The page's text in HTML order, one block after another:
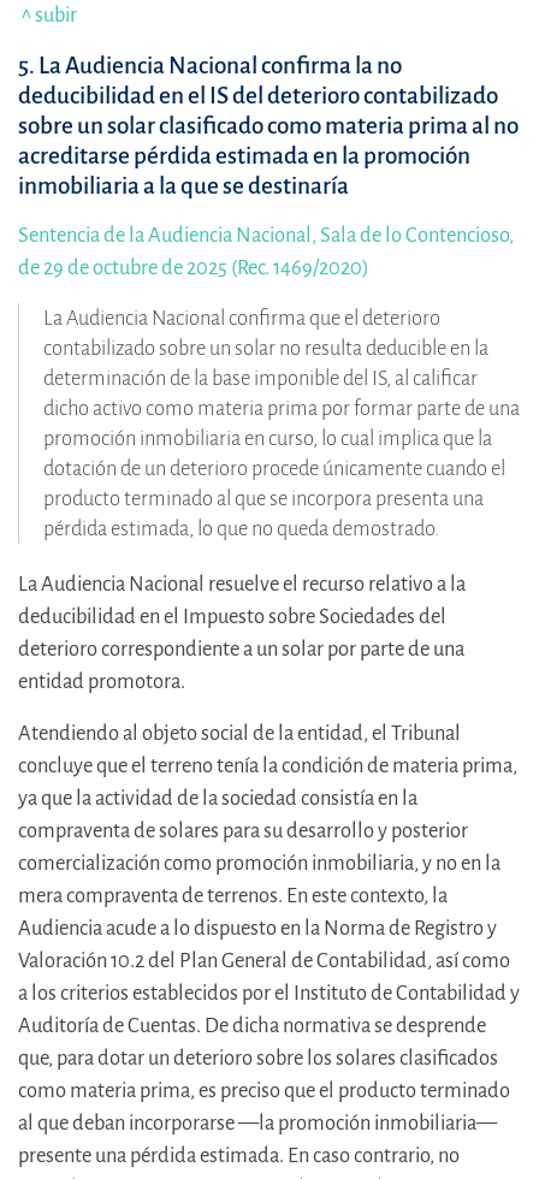
^ subir
5. La Audiencia Nacional confirma la no
deducibilidad en el IS del deterioro contabilizado
sobre un solar clasificado como materia prima al no
acreditarse pérdida estimada en la promoción
inmobiliaria a la que se destinaría
Sentencia de la Audiencia Nacional, Sala de lo Contencioso,
de 29 de octubre de 2025 (Rec. 1469/2020)
La Audiencia Nacional confirma que el deterioro
contabilizado sobre un solar no resulta deducible en la
determinación de la base imponible del IS, al calificar
dicho activo como materia prima por formar parte de una
promoción inmobiliaria en curso, lo cual implica que la
dotación de un deterioro procede únicamente cuando el
producto terminado al que se incorpora presenta una
pérdida estimada, lo que no queda demostrado.
La Audiencia Nacional resuelve el recurso relativo a la
deducibilidad en el Impuesto sobre Sociedades del
deterioro correspondiente a un solar por parte de una
entidad promotora.
Atendiendo al objeto social de la entidad, el Tribunal
concluye que el terreno tenía la condición de materia prima,
ya que la actividad de la sociedad consistía en la
compraventa de solares para su desarrollo y posterior
comercialización como promoción inmobiliaria, y no en la
mera compraventa de terrenos. En este contexto, la
Audiencia acude a lo dispuesto en la Norma de Registro y
Valoración 10.2 del Plan General de Contabilidad, así como
a los criterios establecidos por el Instituto de Contabilidad y
Auditoría de Cuentas. De dicha normativa se desprende
que, para dotar un deterioro sobre los solares clasificados
como materia prima, es preciso que el producto terminado
al que deban incorporarse —la promoción inmobiliaria—
presente una pérdida estimada. En caso contrario, no